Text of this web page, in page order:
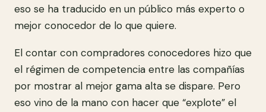
eso se ha traducido en un público más experto o
mejor conocedor de lo que quiere.
El contar con compradores conocedores hizo que
el régimen de competencia entre las compañías
por mostrar al mejor gama alta se dispare. Pero
eso vino de la mano con hacer que “explote” el